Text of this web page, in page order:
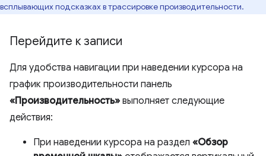
всплывающих подсказках в трассировке производительности.
Перейдите к записи
Для удобства навигации при наведении курсора на
график производительности панель
«Производительность» выполняет следующие
действия:
При наведении курсора на раздел «Обзор